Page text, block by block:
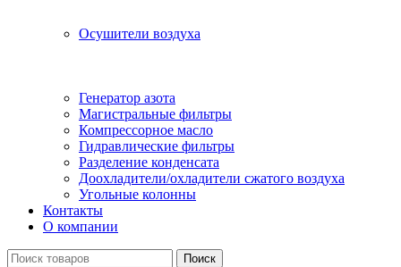
Осушители воздуха
Генератор азота
Магистральные фильтры
Компрессорное масло
Гидравлические фильтры
Разделение конденсата
Доохладители/охладители сжатого воздуха
Угольные колонны
Контакты
О компании
Поиск